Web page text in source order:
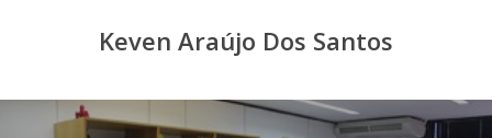
Keven Araújo Dos Santos